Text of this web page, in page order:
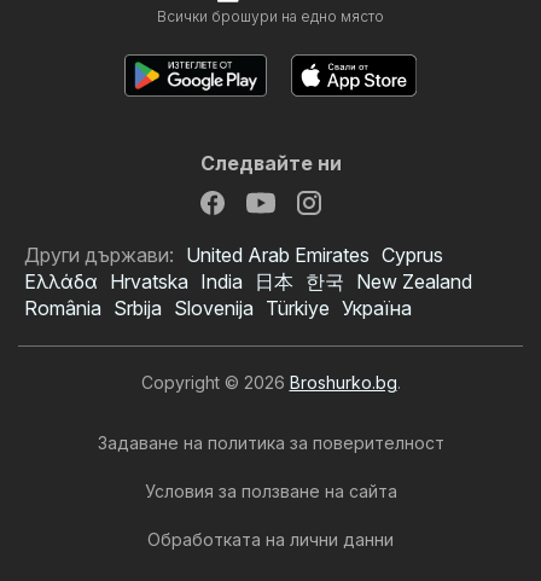
Всички брошури на едно място
Следвайте ни
Други държави: United Arab Emirates Cyprus
Ελλάδα Hrvatska India 日本 한국 New Zealand
România Srbija Slovenija Türkiye Україна
Copyright © 2026 Broshurko.bg.
Задаване на политика за поверителност
Условия за ползване на сайта
Обработката на лични данни